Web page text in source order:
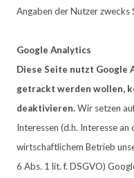
Angaben der Nutzer zwecks
​Google Analytics
Diese Seite nutzt Google
getrackt werden wollen,
deaktivieren.Wir setzen
Interessen (d.h. Interesse
wirtschaftlichem Betrieb
6 Abs. 1 lit. f. DSGVO)